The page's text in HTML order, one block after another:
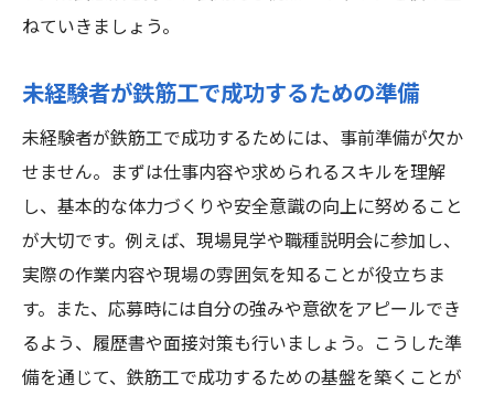
ねていきましょう。
未経験者が鉄筋工で成功するための準備
未経験者が鉄筋工で成功するためには、事前準備が欠か
せません。まずは仕事内容や求められるスキルを理解
し、基本的な体力づくりや安全意識の向上に努めること
が大切です。例えば、現場見学や職種説明会に参加し、
実際の作業内容や現場の雰囲気を知ることが役立ちま
す。また、応募時には自分の強みや意欲をアピールでき
るよう、履歴書や面接対策も行いましょう。こうした準
備を通じて、鉄筋工で成功するための基盤を築くことが